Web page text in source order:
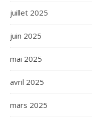
juillet 2025
juin 2025
mai 2025
avril 2025
mars 2025